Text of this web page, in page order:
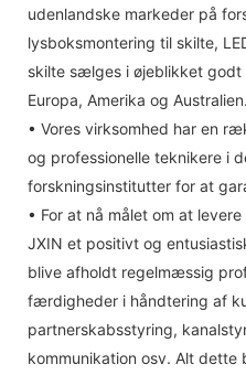
udenlandske markeder på
lysboksmontering til skilte,
skilte sælges i øjeblikket godt
Europa, Amerika og Australien.
• Vores virksomhed har en
og professionelle teknikere i
forskningsinstitutter for at
• For at nå målet om at
JXIN et positivt og
blive afholdt regelmæssig
færdigheder i håndtering af
partnerskabsstyring,
kommunikation osv. Alt